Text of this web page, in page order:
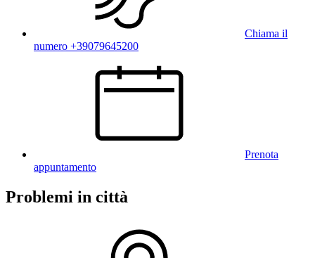
Chiama il
numero +39079645200
Prenota
appuntamento
Problemi in città